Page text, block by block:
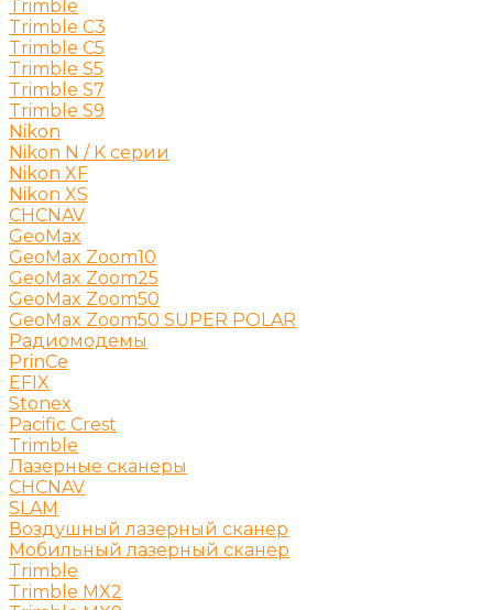
Trimble
Trimble C3
Trimble C5
Trimble S5
Trimble S7
Trimble S9
Nikon
Nikon N / K серии
Nikon XF
Nikon XS
CHCNAV
GeoMax
GeoMax Zoom10
GeoMax Zoom25
GeoMax Zoom50
GeoMax Zoom50 SUPER POLAR
Радиомодемы
PrinCe
EFIX
Stonex
Pacific Crest
Trimble
Лазерные сканеры
CHCNAV
SLAM
Воздушный лазерный сканер
Мобильный лазерный сканер
Trimble
Trimble MX2